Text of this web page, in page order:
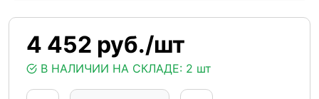
4 452 руб./шт
В НАЛИЧИИ НА СКЛАДЕ: 2 шт